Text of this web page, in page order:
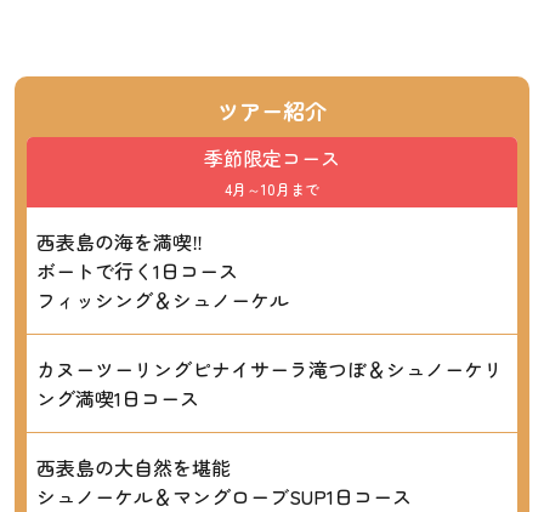
ツアー紹介
季節限定コース
4月～10月まで
西表島の海を満喫‼
ボートで行く1日コース
フィッシング＆シュノーケル
カヌーツーリングピナイサーラ滝つぼ＆シュノーケリ
ング満喫1日コース
西表島の大自然を堪能
シュノーケル＆マングローブSUP1日コース